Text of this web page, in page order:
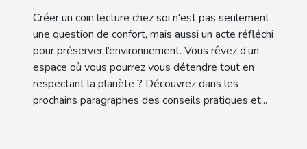
Créer un coin lecture chez soi n'est pas seulement
une question de confort, mais aussi un acte réfléchi
pour préserver l’environnement. Vous rêvez d’un
espace où vous pourrez vous détendre tout en
respectant la planète ? Découvrez dans les
prochains paragraphes des conseils pratiques et...